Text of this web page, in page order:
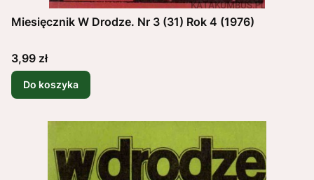
Miesięcznik W Drodze. Nr 3 (31) Rok 4 (1976)
Cena
3,99 zł
Do koszyka